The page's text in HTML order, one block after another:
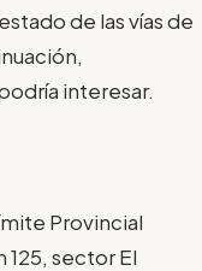
de las vías de
interesar.
Provincial
sector El